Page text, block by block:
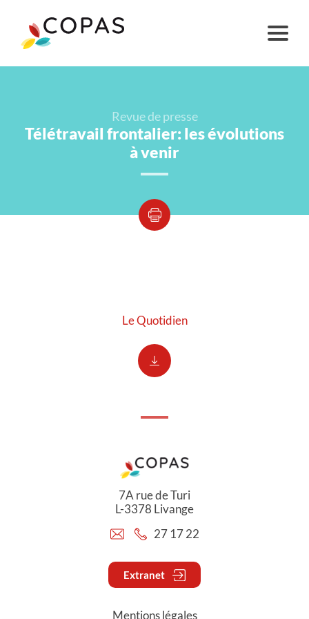
Revue de presse
Télétravail frontalier: les évolutions
à venir
Le Quotidien
7A rue de Turi
L-3378 Livange
27 17 22
Extranet
Mentions légales